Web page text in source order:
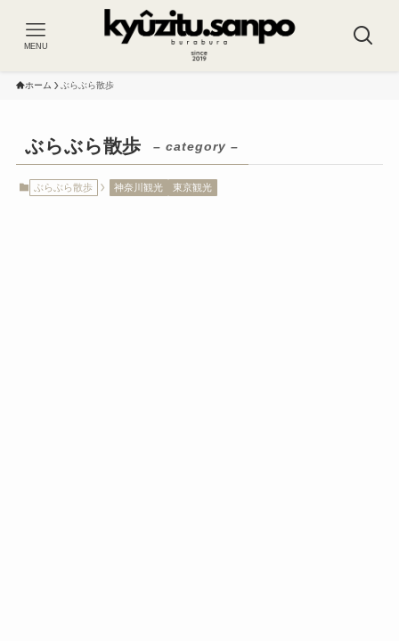
MENU
ホーム ぶらぶら散歩
ぶらぶら散歩 – category –
ぶらぶら散歩 神奈川観光 東京観光